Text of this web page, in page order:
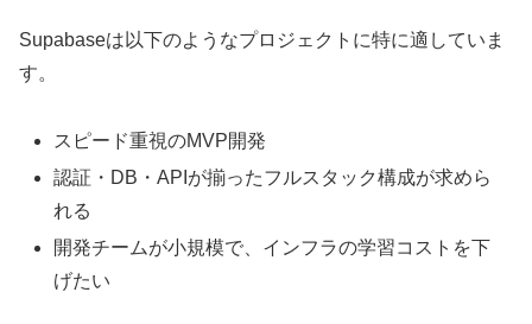
Supabaseは以下のようなプロジェクトに特に適していま
す。
スピード重視のMVP開発
認証・DB・APIが揃ったフルスタック構成が求めら
れる
開発チームが小規模で、インフラの学習コストを下
げたい